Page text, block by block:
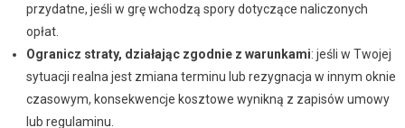
przydatne, jeśli w grę wchodzą spory dotyczące naliczonych
opłat.
Ogranicz straty, działając zgodnie z warunkami: jeśli w Twojej
sytuacji realna jest zmiana terminu lub rezygnacja w innym oknie
czasowym, konsekwencje kosztowe wynikną z zapisów umowy
lub regulaminu.